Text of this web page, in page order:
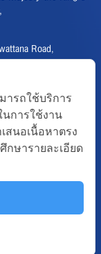
Road,
Transactions
ารถใช้บริการ
นการใช้งาน
สนอเนื้อหาตรง
ษารายละเอียด